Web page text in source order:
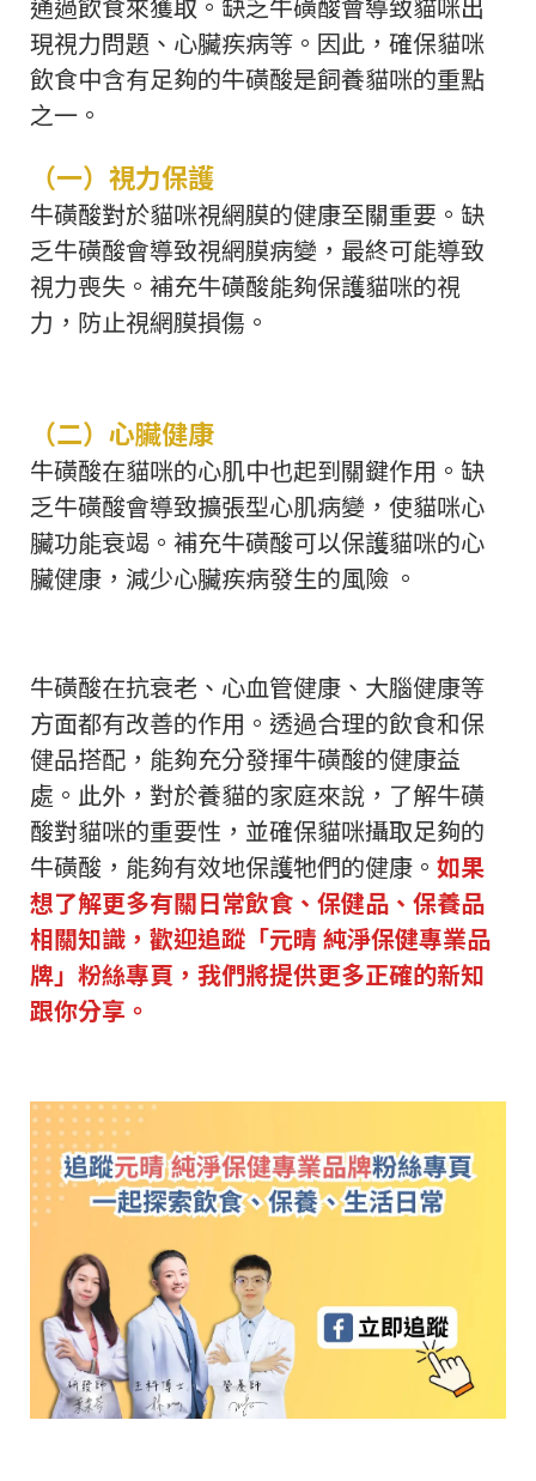
現視力問題、心臟疾病等。因此，確保貓咪
飲食中含有足夠的牛磺酸是飼養貓咪的重點
之一。
（一）視力保護
牛磺酸對於貓咪視網膜的健康至關重要。缺
乏牛磺酸會導致視網膜病變，最終可能導致
視力喪失。補充牛磺酸能夠保護貓咪的視
力，防止視網膜損傷。
（二）心臟健康
牛磺酸在貓咪的心肌中也起到關鍵作用。缺
乏牛磺酸會導致擴張型心肌病變，使貓咪心
臟功能衰竭。補充牛磺酸可以保護貓咪的心
臟健康，減少心臟疾病發生的風險 。
牛磺酸在抗衰老、心血管健康、大腦健康等
方面都有改善的作用。透過合理的飲食和保
健品搭配，能夠充分發揮牛磺酸的健康益
處。此外，對於養貓的家庭來說，了解牛磺
酸對貓咪的重要性，並確保貓咪攝取足夠的
牛磺酸，能夠有效地保護牠們的健康。 如果
想了解更多有關日常飲食、保健品、保養品
相關知識，歡迎追蹤「元晴 純淨保健專業品
牌」粉絲專頁，我們將提供更多正確的新知
跟你分享。